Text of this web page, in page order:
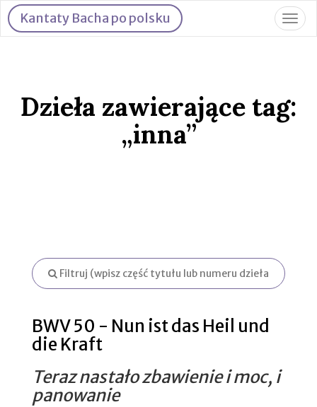
Kantaty Bacha po polsku
Dzieła zawierające tag:
„inna”
BWV 50 - Nun ist das Heil und
die Kraft
Teraz nastało zbawienie i moc, i
panowanie